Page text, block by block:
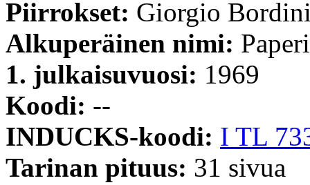
Piirrokset: Giorgio
Alkuperäinen nimi:
1. julkaisuvuosi: 1969
Koodi: --
INDUCKS-koodi: I TL
Tarinan pituus: 31 sivua